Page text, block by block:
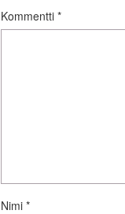
Kommentti *
Nimi *